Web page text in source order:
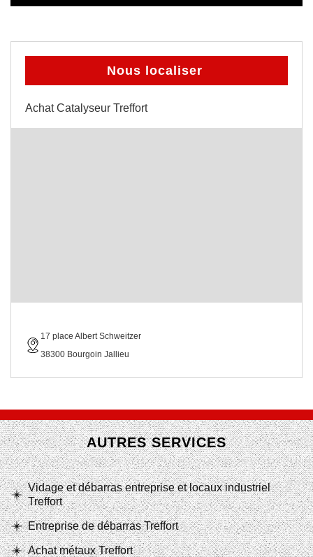
Nous localiser
Achat Catalyseur Treffort
17 place Albert Schweitzer
38300 Bourgoin Jallieu
AUTRES SERVICES
Vidage et débarras entreprise et locaux industriel
Treffort
Entreprise de débarras Treffort
Achat métaux Treffort